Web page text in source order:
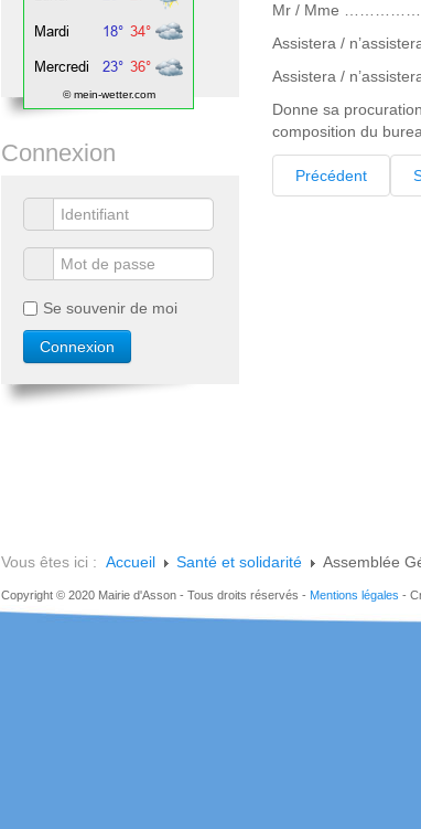
Mr / Mme
Assistera /
Assistera /
Donne sa
composition du
Précédent
© mein-wetter.com
Connexion
Se souvenir de moi
Vous êtes ici : Accueil Santé et solidarité Assemblée
Copyright © 2020 Mairie d'Asson - Tous droits réservés - Mentions légales -